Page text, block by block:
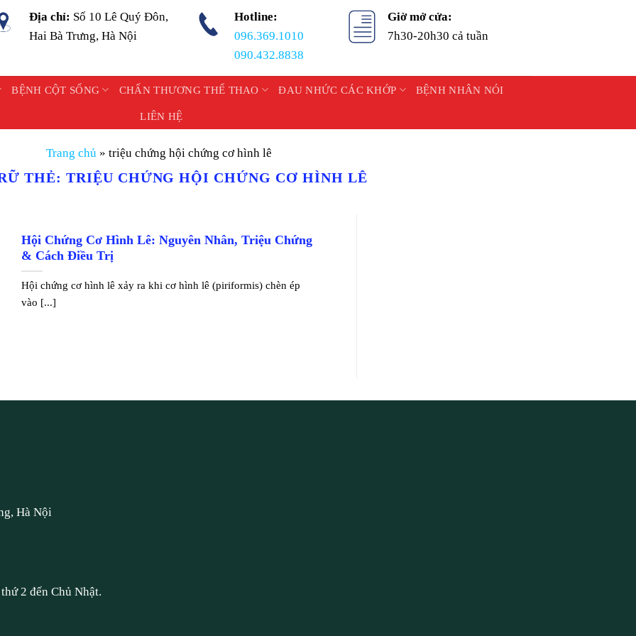
Địa chỉ: Số 10 Lê Quý Đôn,
Hai Bà Trưng, Hà Nội
Hotline:
096.369.1010
090.432.8838
Giờ mở cửa:
7h30-20h30 cả tuần
BỆNH CỘT SỐNG CHẤN THƯƠNG THỂ THAO ĐAU NHỨC CÁC KHỚP BỆNH NHÂN NÓI
LIÊN HỆ
Trang chủ » triệu chứng hội chứng cơ hình lê
THẺ: TRIỆU CHỨNG HỘI CHỨNG CƠ HÌNH LÊ
Hội Chứng Cơ Hình Lê: Nguyên Nhân, Triệu Chứng
& Cách Điều Trị
Hội chứng cơ hình lê xảy ra khi cơ hình lê (piriformis) chèn ép
vào [...]
Hà Nội
2 đến Chủ Nhật.